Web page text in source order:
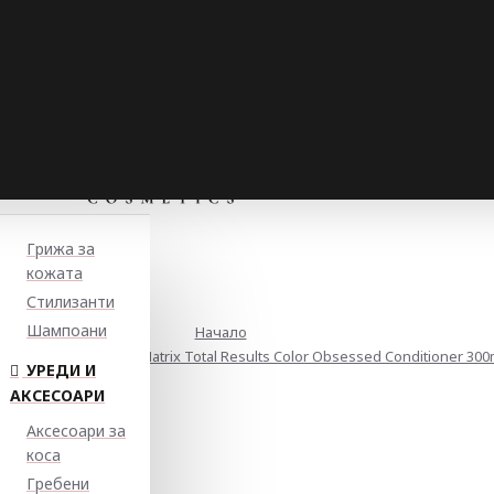
Грижа за
кожата
Стилизанти
Шампоани
УРЕДИ И
АКСЕСОАРИ
Аксесоари за
коса
Гребени
Начало
за боядисана коса Matrix Total Results Color Obsessed Conditioner